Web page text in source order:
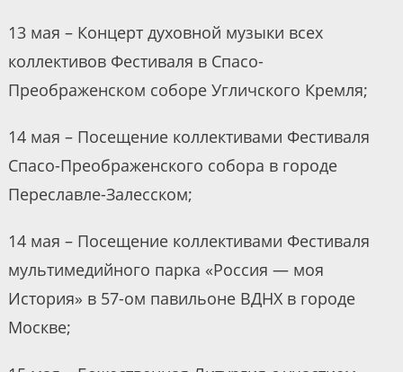
13 мая – Концерт духовной музыки всех
коллективов Фестиваля в Спасо-
Преображенском соборе Угличского Кремля;
14 мая – Посещение коллективами Фестиваля
Спасо-Преображенского собора в городе
Переславле-Залесском;
14 мая – Посещение коллективами Фестиваля
мультимедийного парка «Россия — моя
История» в 57-ом павильоне ВДНХ в городе
Москве;